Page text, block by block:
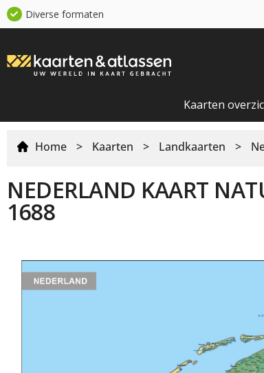
Diverse formaten
Kaarten
Home > Kaarten > Landkaarten >
NEDERLAND KAART
1688